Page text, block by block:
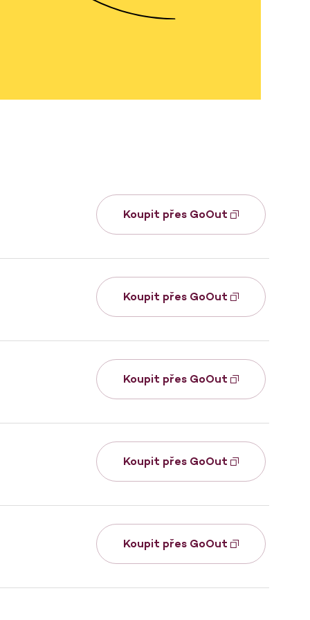
Koupit přes GoOut
Koupit přes GoOut
Koupit přes GoOut
Koupit přes GoOut
Koupit přes GoOut